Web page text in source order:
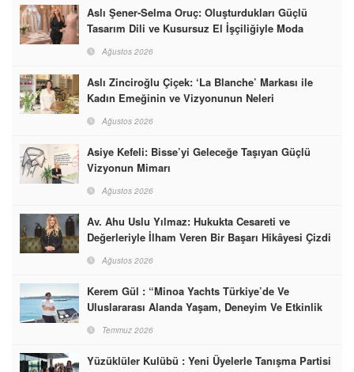
Aslı Şener-Selma Oruç: Oluşturdukları Güçlü
Tasarım Dili ve Kusursuz El İşçiliğiyle Moda
Dünyasına İmzalarını Attılar
Ağustos 2026
Aslı Zinciroğlu Çiçek: ‘La Blanche’ Markası ile
Kadın Emeğinin ve Vizyonunun Neleri
Başarabileceğinin En Güzel Örneğini Sunuyor
Ağustos 2026
Asiye Kefeli: Bisse’yi Geleceğe Taşıyan Güçlü
Vizyonun Mimarı
Ağustos 2026
Av. Ahu Uslu Yılmaz: Hukukta Cesareti ve
Değerleriyle İlham Veren Bir Başarı Hikâyesi Çizdi
Ağustos 2026
Kerem Gül : “Minoa Yachts Türkiye’de Ve
Uluslararası Alanda Yaşam, Deneyim Ve Etkinlik
Markası Olacak”
Temmuz 2026
Yüzüklüler Kulübü : Yeni Üyelerle Tanışma Partisi